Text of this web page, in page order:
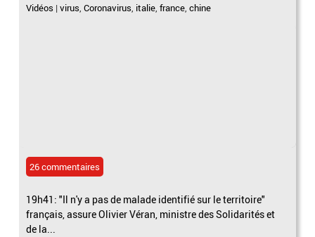
Vidéos |virus ,Coronavirus italie ,france ,chine
26 commentaires
19h41: "Il n'y a pas de malade identifié sur le territoire"
français, assure Olivier Véran, ministre des Solidarités et
de la...